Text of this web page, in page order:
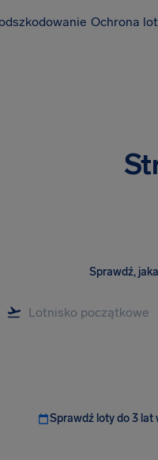
Ochrona
Sprawdź,
Sprawdź loty do 3 lat